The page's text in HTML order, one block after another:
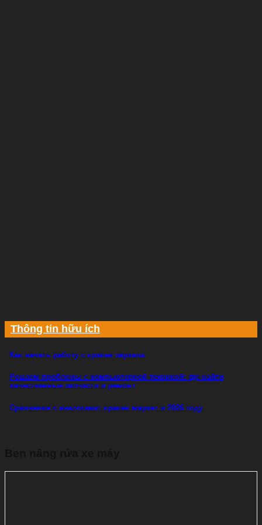
Thông tin hữu ích
Как начать работу с кракен зеркала
Решаем проблемы с компьютерной техникой: где найти
качественные запчасти и ремонт
Сравнение с аналогами: кракен маркет в 2026 году